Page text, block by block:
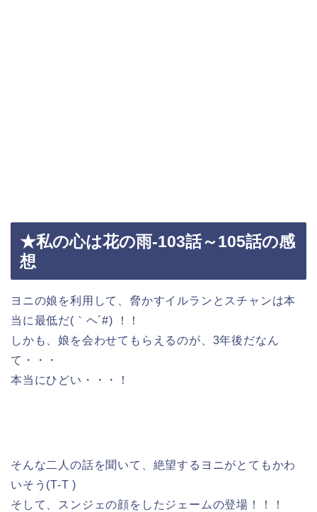
★私の心は花の雨-103話～105話の感
想
ヨニの娘を利用して、脅かすイルランとスチャンは本
当に最低だ(｀ヘ´#) ！！
しかも、娘を会わせてもらえるのが、3年後だなん
て・・・
本当にひどい・・・！
そんな二人の話を聞いて、絶望するヨニがとてもかわ
いそう(T-T )
そして、スンジェの顔をしたジェームの登場！！！